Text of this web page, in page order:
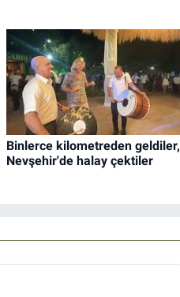
Binlerce kilometreden geldiler,
Nevşehir'de halay çektiler